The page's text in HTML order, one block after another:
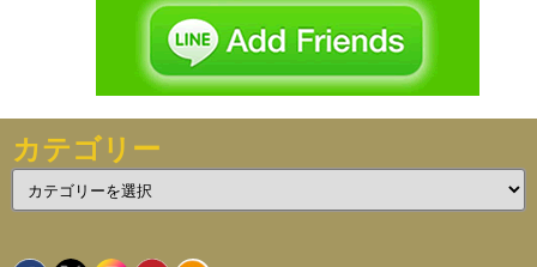
カテゴリー
テ
リ